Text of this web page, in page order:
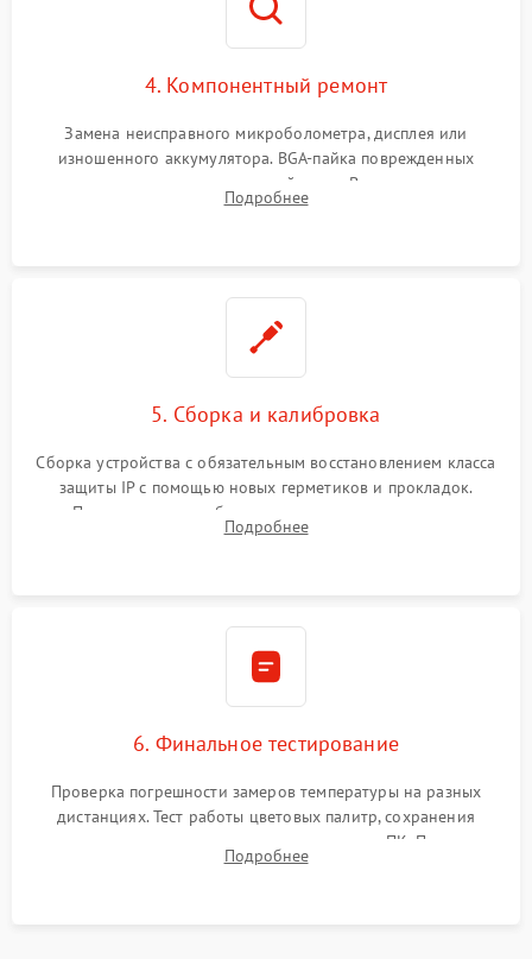
4. Компонентный ремонт
Замена неисправного микроболометра, дисплея или
изношенного аккумулятора. BGA-пайка поврежденных
контроллеров на материнской плате. Восстановление
разъемов и кнопок, замена поврежденных элементов
Подробнее
5. Сборка и калибровка
Сборка устройства с обязательным восстановлением класса
защиты IP с помощью новых герметиков и прокладок.
Программная калибровка матрицы по эталонному
абсолютно черному телу для точного измерения температур.
Подробнее
6. Финальное тестирование
Проверка погрешности замеров температуры на разных
дистанциях. Тест работы цветовых палитр, сохранения
термограмм в память и передачи данных на ПК. Проверка
автономности работы и итоговый контроль качества.
Подробнее